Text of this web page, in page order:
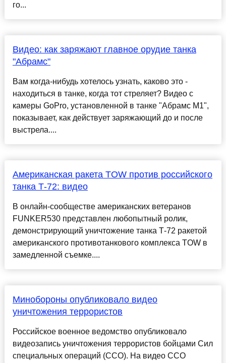
го...
Видео: как заряжают главное орудие танка
"Абрамс"
Вам когда-нибудь хотелось узнать, каково это -
находиться в танке, когда тот стреляет? Видео с
камеры GoPro, установленной в танке "Абрамс М1",
показывает, как действует заряжающий до и после
выстрела....
Американская ракета TOW против российского
танка Т-72: видео
В онлайн-сообществе американских ветеранов
FUNKER530 представлен любопытный ролик,
демонстрирующий уничтожение танка Т-72 ракетой
американского противотанкового комплекса TOW в
замедленной съемке....
Минобороны опубликовало видео
уничтожения террористов
Российское военное ведомство опубликовало
видеозапись уничтожения террористов бойцами Сил
специальных операций (ССО). На видео ССО